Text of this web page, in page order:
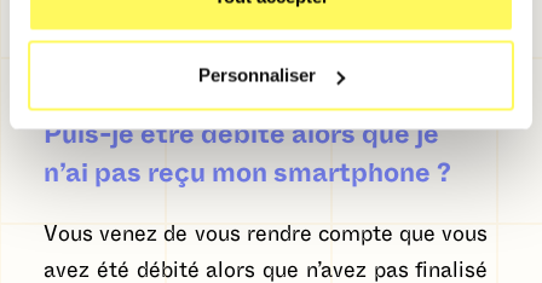
Personnaliser
jours ouvrés avant de recevoir la somme sur
votre compte bancaire. Ce délai peut varier
en fonction de votre banque.
Puis-je être débité alors que je
n’ai pas reçu mon smartphone ?
Vous venez de vous rendre compte que vous
avez été débité alors que n’avez pas finalisé